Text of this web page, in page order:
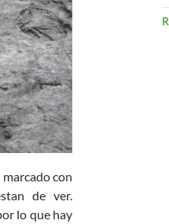
marcado con
n de ver.
lo que hay